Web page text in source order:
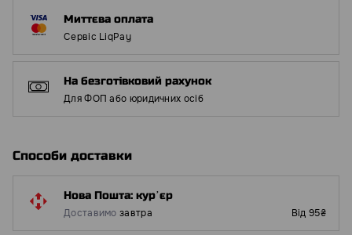
Миттєва оплата
Сервіс LiqPay
На безготівковий рахунок
Для ФОП або юридичних осіб
Способи доставки
Нова Пошта: курʼєр
Доставимо завтра Від 95₴